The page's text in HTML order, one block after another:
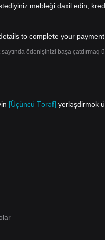
məbləği daxil edin,
saytında ödənişinizi başa çatdırmaq
[Üçüncü Tərəf] yerləşdirmək